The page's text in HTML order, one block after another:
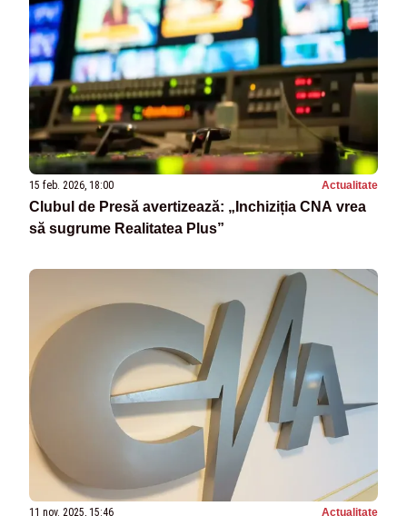
15 feb. 2026, 18:00 Actualitate
Clubul de Presă avertizează: „Inchiziția CNA vrea
să sugrume Realitatea Plus”
11 nov. 2025, 15:46 Actualitate